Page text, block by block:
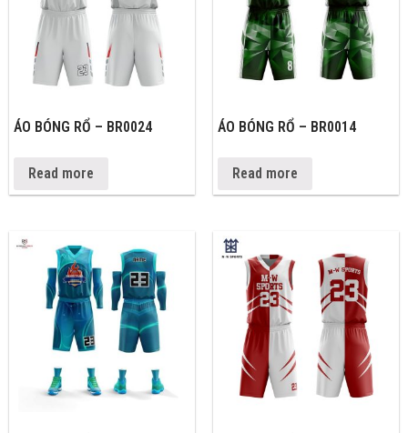
ÁO BÓNG RỔ – BR0024
Read more
ÁO BÓNG RỔ – BR0014
Read more